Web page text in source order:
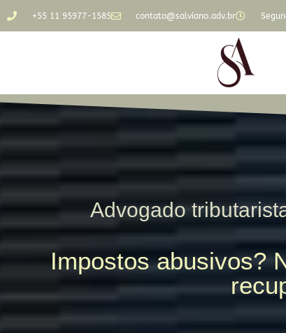
+55 11 95977-1585 contato@salviano.adv.br
Advogado
Impostos abusivos?